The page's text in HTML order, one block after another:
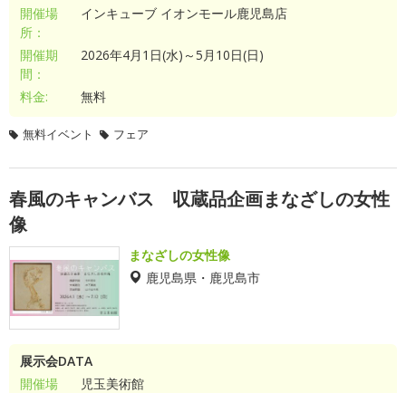
開催場
所：
インキューブ イオンモール鹿児島店
開催期
間：
2026年4月1日(水)～5月10日(日)
料金: 無料
無料イベント フェア
春風のキャンバス 収蔵品企画まなざしの女性
像
まなざしの女性像
鹿児島県・鹿児島市
展示会DATA
開催場
児玉美術館